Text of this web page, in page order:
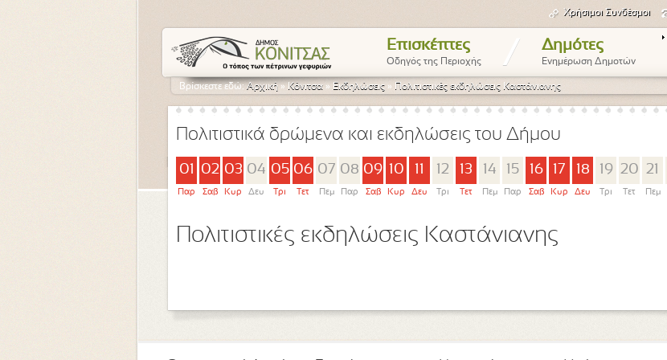
Χρήσιμοι Συνδέσμοι
Επισκέπτες
Οδηγός της Περιοχής / Δημότες
Ενημέρωση Δημοτών
Βρίσκεστε εδώ:Αρχική » Κόνιτσα » Εκδηλώσεις » Πολιτιστικές εκδηλώσεις Καστάνιανης
Πολιτιστικά δρώμενα και εκδηλώσεις του Δήμου
01
Παρ
02
Σαβ
03
Κυρ
04
Δευ
05
Τρι
06
Τετ
07
Πεμ
08
Παρ
09
Σαβ
10
Κυρ Δευ
12
Τρι
13
Τετ
14
Πεμ
15
Παρ
16
Σαβ
17
Κυρ
18
Δευ
19
Τρι
20
Τετ
21
Πεμ
Πολιτιστικές εκδηλώσεις Καστάνιανης